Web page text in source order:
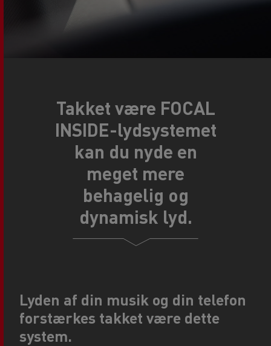
Takket være FOCAL
INSIDE-lydsystemet
kan du nyde en
meget mere
behagelig og
dynamisk lyd.
Lyden af din musik og din telefon
forstærkes takket være dette
system.